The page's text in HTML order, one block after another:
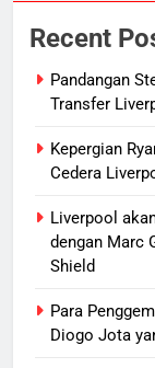
Recent
Pandangan
Transfer
Kepergian
Cedera
Liverpool
dengan Marc
Shield
Para
Diogo Jota